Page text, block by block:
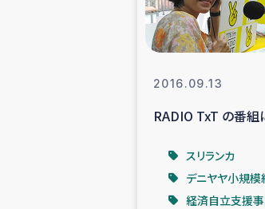
ガ
2016.09.13
RADIO TxT の番組
スリランカ
デニヤヤ小規
経済自立支援